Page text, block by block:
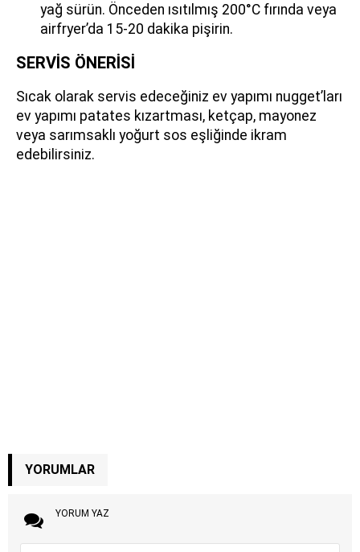
yağ sürün. Önceden ısıtılmış 200°C fırında veya
airfryer’da 15-20 dakika pişirin.
SERVİS ÖNERİSİ
Sıcak olarak servis edeceğiniz ev yapımı nugget’ları
ev yapımı patates kızartması, ketçap, mayonez
veya sarımsaklı yoğurt sos eşliğinde ikram
edebilirsiniz.
YORUMLAR
YORUM YAZ